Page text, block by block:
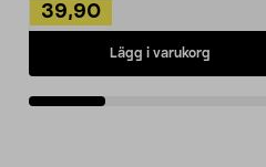
39,90
Lägg i varukorg